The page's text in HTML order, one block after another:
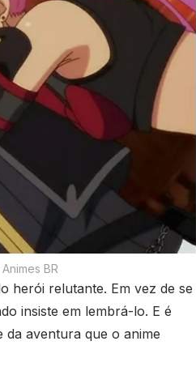
BR
herói relutante. Em vez de se
insiste em lembrá-lo. E é
da aventura que o anime